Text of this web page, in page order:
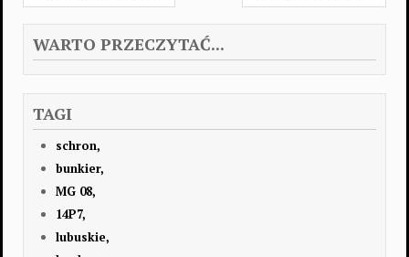
WARTO PRZECZYTAĆ...
TAGI
schron,
bunkier,
MG 08,
14P7,
lubuskie,